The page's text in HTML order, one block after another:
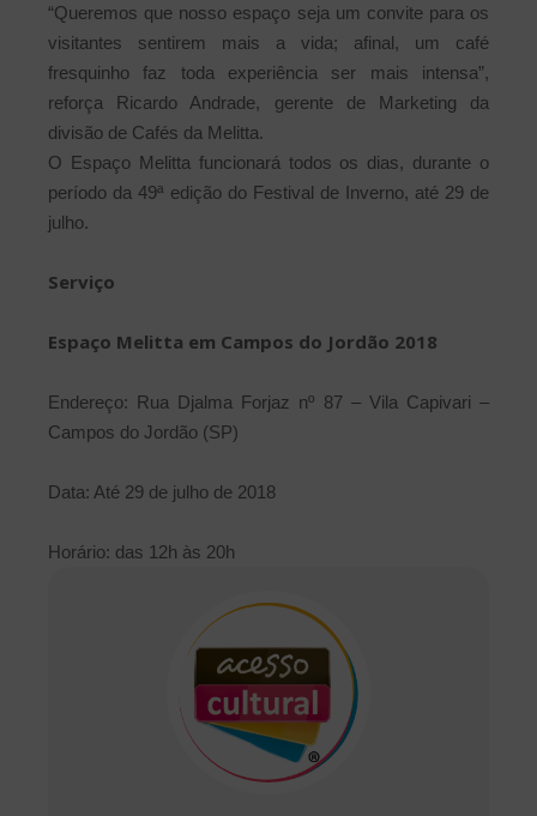
“Queremos que nosso espaço seja um convite para os
visitantes sentirem mais a vida; afinal, um café
fresquinho faz toda experiência ser mais intensa”,
reforça Ricardo Andrade, gerente de Marketing da
divisão de Cafés da Melitta.
O Espaço Melitta funcionará todos os dias, durante o
período da 49ª edição do Festival de Inverno, até 29 de
julho.
Serviço
Espaço Melitta em Campos do Jordão 2018
Endereço: Rua Djalma Forjaz nº 87 – Vila Capivari –
Campos do Jordão (SP)
Data: Até 29 de julho de 2018
Horário: das 12h às 20h